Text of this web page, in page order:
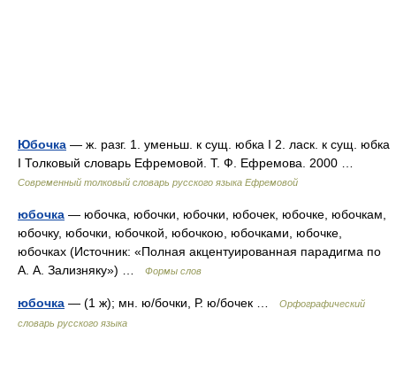
Юбочка — ж. разг. 1. уменьш. к сущ. юбка I 2. ласк. к сущ. юбка
I Толковый словарь Ефремовой. Т. Ф. Ефремова. 2000 …
Современный толковый словарь русского языка Ефремовой
юбочка — юбочка, юбочки, юбочки, юбочек, юбочке, юбочкам,
юбочку, юбочки, юбочкой, юбочкою, юбочками, юбочке,
юбочках (Источник: «Полная акцентуированная парадигма по
А. А. Зализняку») …
Формы слов
юбочка — (1 ж); мн. ю/бочки, Р. ю/бочек …
Орфографический
словарь русского языка